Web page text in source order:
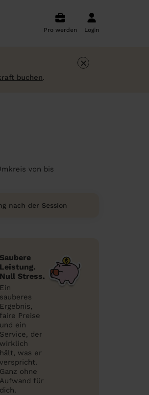
Pro werden Login
buchen.
×
von bis
nach der Session
Saubere
Leistung.
Null Stress.
Ein
sauberes
Ergebnis,
faire Preise
und ein
Service, der
wirklich
hält, was er
verspricht.
Ganz ohne
Aufwand für
dich.